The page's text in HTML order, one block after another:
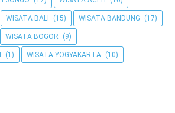
WISATA BALI (15) WISATA BANDUNG (17)
WISATA BOGOR (9)
(1) WISATA YOGYAKARTA (10)